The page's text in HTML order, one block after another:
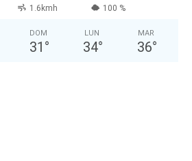
1.6kmh 100 %
DOM
31 °
LUN
34°
MAR
36°